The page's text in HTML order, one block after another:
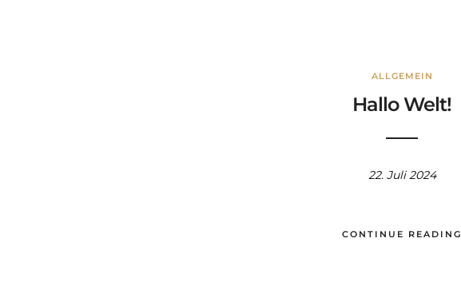
ALLGEMEIN
Hallo Welt!
22. Juli 2024
CONTINUE READING